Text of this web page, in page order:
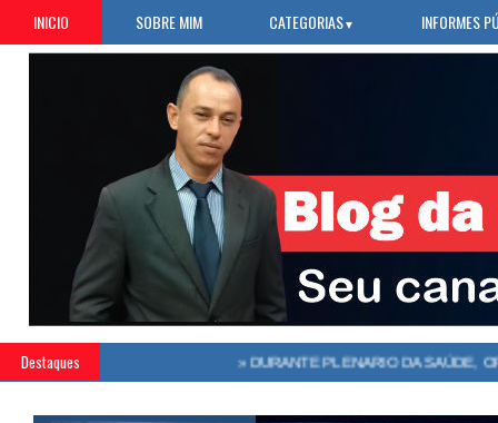
INICIO SOBRE MIM CATEGORIAS▼ INFORMES
Destaques DURANTE PLENARIO DA SAÚDE,